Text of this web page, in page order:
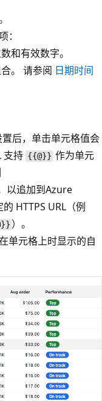
：
和有效数字。
。 请参阅 日期时间
后，单击单元格值会
支持 {{@}} 作为单元
以追加到Azure
HTTPS URL（例
）。
单元格上时显示的自